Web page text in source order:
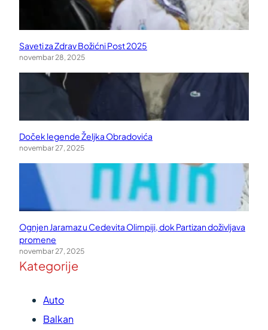
Saveti za Zdrav Božićni Post 2025
novembar 28, 2025
Doček legende Željka Obradovića
novembar 27, 2025
Ognjen Jaramaz u Cedevita Olimpiji, dok Partizan doživljava
promene
novembar 27, 2025
Kategorije
Auto
Balkan